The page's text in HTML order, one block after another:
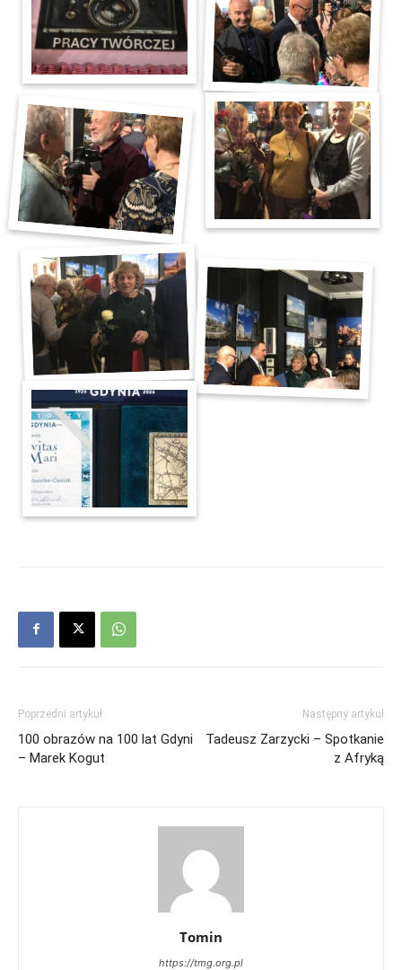
Poprzedni artykuł
100 obrazów na 100 lat Gdyni
– Marek Kogut
Następny artykuł
Tadeusz Zarzycki – Spotkanie
z Afryką
Tomin
https://tmg.org.pl